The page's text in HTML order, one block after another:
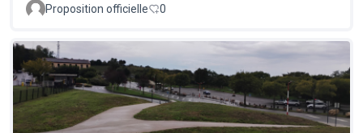
Proposition officielle 0